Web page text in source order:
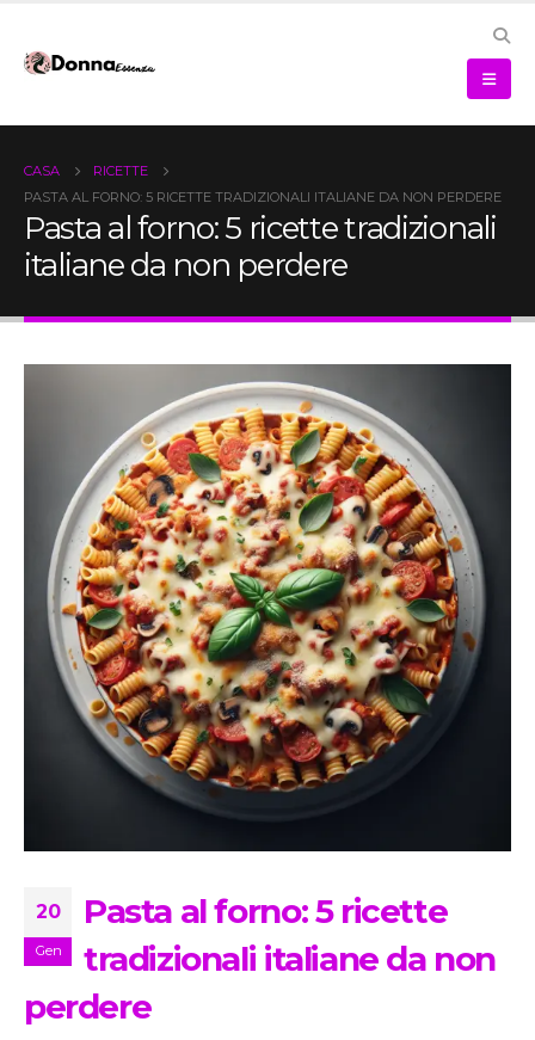
CASA
RICETTE
PASTA AL FORNO: 5 RICETTE TRADIZIONALI ITALIANE DA NON PERDERE
Pasta al forno: 5 ricette tradizionali
italiane da non perdere
20
Gen
Pasta al forno: 5 ricette
tradizionali italiane da non
perdere